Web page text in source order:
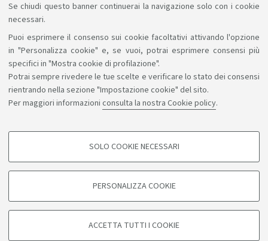
Se chiudi questo banner continuerai la navigazione solo con i cookie
necessari.
Puoi esprimere il consenso sui cookie facoltativi attivando l'opzione
in "Personalizza cookie" e, se vuoi, potrai esprimere consensi più
specifici in "Mostra cookie di profilazione".
Potrai sempre rivedere le tue scelte e verificare lo stato dei consensi
rientrando nella sezione "Impostazione cookie" del sito.
Per maggiori informazioni consulta la nostra Cookie policy.
COOKIE DI PROFILAZIONE - FACOLTATIVI
degli utenti, creare profili in base al loro comportamento sul sito, per analisi
di marketing.
SOLO COOKIE NECESSARI
PERSONALIZZA COOKIE
ACCETTA TUTTI I COOKIE
Sosteniamo il diritto alla conoscenza
Seguici su:
CF: 80007010376
Note legali Informazioni sul sito e accessibilità